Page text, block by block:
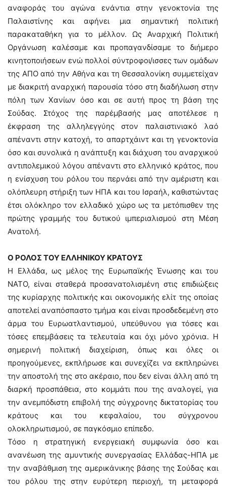
αναφοράς του αγώνα ενάντια στην γενοκτονία της
Παλαιστίνης και αφήνει μια σημαντική πολιτική
παρακαταθήκη για το μέλλον. Ως Αναρχική Πολιτική
Οργάνωση καλέσαμε και προπαγανδίσαμε το διήμερο
κινητοποιήσεων ενώ πολλοί σύντροφοι/ισσες των ομάδων
της ΑΠΟ από την Αθήνα και τη Θεσσαλονίκη συμμετείχαν
με διακριτή αναρχική παρουσία τόσο στη διαδήλωση στην
πόλη των Χανίων όσο και σε αυτή προς τη βάση της
Σούδας. Στόχος της παρέμβασής μας αποτέλεσε η
έκφραση της αλληλεγγύης στον παλαιστινιακό λαό
απέναντι στην κατοχή, το απαρτχάιντ και τη γενοκτονία
όσο και συνολικά η ανάπτυξη και διάχυση του αναρχικού
αντιπολεμικού λόγου απέναντι στο ελληνικό κράτος, που
η ενίσχυση του ρόλου του περνάει από την αμέριστη και
ολόπλευρη στήριξη των ΗΠΑ και του Ισραήλ, καθιστώντας
έτσι ολόκληρο τον ελλαδικό χώρο ως τα μετόπισθεν της
πρώτης γραμμής του δυτικού ιμπεριαλισμού στη Μέση
Ανατολή.
Ο ΡΟΛΟΣ ΤΟΥ ΕΛΛΗΝΙΚΟΥ ΚΡΑΤΟΥΣ
Η Ελλάδα, ως μέλος της Ευρωπαϊκής Ένωσης και του
ΝΑΤΟ, είναι σταθερά προσανατολισμένη στις επιδιώξεις
της κυρίαρχης πολιτικής και οικονομικής ελίτ της οποίας
αποτελεί αναπόσπαστο τμήμα και είναι προσδεδεμένη στο
άρμα του Ευρωατλαντισμού, υπεύθυνου για τόσες και
τόσες επεμβάσεις τα τελευταία και όχι μόνο χρόνια. Η
σημερινή πολιτική διαχείριση, όπως και όλες οι
προηγούμενες, εκπλήρωσε και συνεχίζει να εκπληρώνει
την αποστολή της στο ακέραιο, που δεν είναι άλλη από τη
διαρκή προσπάθεια, στο κομμάτι που της αναλογεί, για
την ανεμπόδιστη επιβολή της σύγχρονης δικτατορίας του
κράτους και του κεφαλαίου, του σύγχρονου
ολοκληρωτισμού, σε παγκόσμιο επίπεδο.
Τόσο η στρατηγική ενεργειακή συμφωνία όσο και
ανανέωση της αμυντικής συνεργασίας Ελλάδας-ΗΠΑ με
την αναβάθμιση της αμερικάνικης βάσης της Σούδας και
του ρόλου της στην ευρύτερη περιοχή, τη μεταφορά